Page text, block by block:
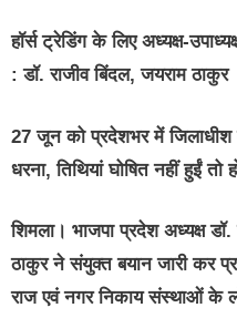
हॉर्स ट्रेडिंग के लिए अध्यक्ष-
: डॉ. राजीव बिंदल, जयराम ठाकुर
27 जून को प्रदेशभर में जिलाधीश
धरना, तिथियां घोषित नहीं हुईं तो
शिमला। भाजपा प्रदेश अध्यक्ष डॉ.
ठाकुर ने संयुक्त बयान जारी कर
राज एवं नगर निकाय संस्थाओं के